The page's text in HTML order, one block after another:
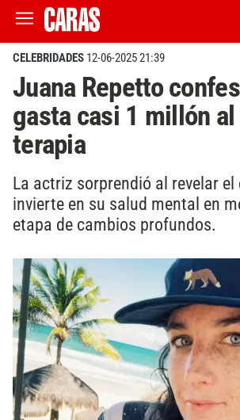
CELEBRIDADES 12-06-2025 21:39
Juana Repetto
gasta casi 1 millón
terapia
La actriz sorprendió al revelar el
invierte en su salud mental en
etapa de cambios profundos.